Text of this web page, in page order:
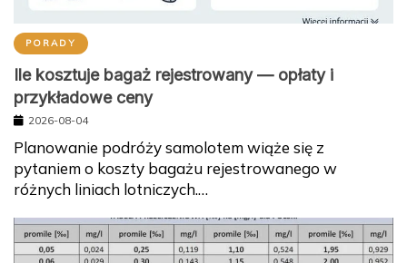
PORADY
Ile kosztuje bagaż rejestrowany — opłaty i
przykładowe ceny
2026-08-04
Planowanie podróży samolotem wiąże się z
pytaniem o koszty bagażu rejestrowanego w
różnych liniach lotniczych.…